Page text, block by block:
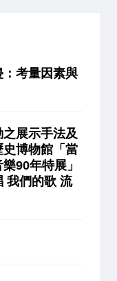
考量因素與
展示手法及
博物館「當
90年特展」
我們的歌 流